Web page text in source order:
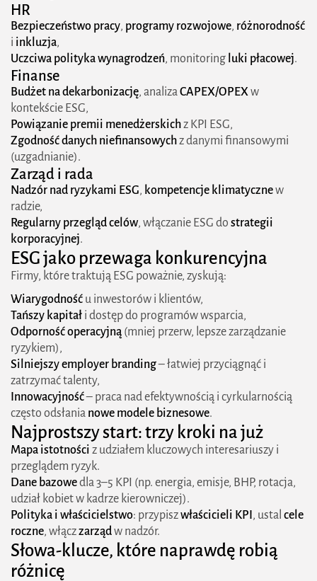
HR
Bezpieczeństwo pracy, programy rozwojowe, różnorodność
i inkluzja,
Uczciwa polityka wynagrodzeń, monitoring luki płacowej.
Finanse
Budżet na dekarbonizację, analizaCAPEX/OPEXw
kontekście ESG,
Powiązanie premii menedżerskichz KPI ESG,
Zgodność danych niefinansowychz danymi finansowymi
(uzgadnianie).
Zarząd i rada
Nadzór nad ryzykami ESG, kompetencje klimatycznew
radzie,
Regularny przegląd celów, włączanie ESG do strategii
korporacyjnej.
ESG jako przewaga konkurencyjna
Firmy, które traktują ESG poważnie, zyskują:
Wiarygodność u inwestorów i klientów,
Tańszy kapitał i dostęp do programów wsparcia,
Odporność operacyjną (mniej przerw, lepsze zarządzanie
ryzykiem),
Silniejszy employer branding– łatwiej przyciągnąć i
zatrzymać talenty,
Innowacyjność– praca nad efektywnością i cyrkularnością
często odsłania nowe modele biznesowe.
Najprostszy start: trzy kroki na już
Mapa istotności z udziałem kluczowych interesariuszy i
przeglądem ryzyk.
Dane bazowedla 3–5 KPI (np. energia, emisje, BHP, rotacja,
udział kobiet w kadrze kierowniczej).
Polityka i właścicielstwo: przypiszwłaścicieli KPI , ustal cele
roczne, włączzarządw nadzór.
Słowa-klucze, które naprawdę robią
różnicę